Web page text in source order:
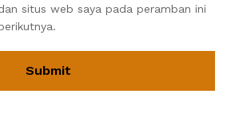
situs web saya pada peramban ini